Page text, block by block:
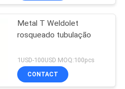
Metal T Weldolet
rosqueado tubulação
1USD-100USD MOQ:100pcs
CONTACT